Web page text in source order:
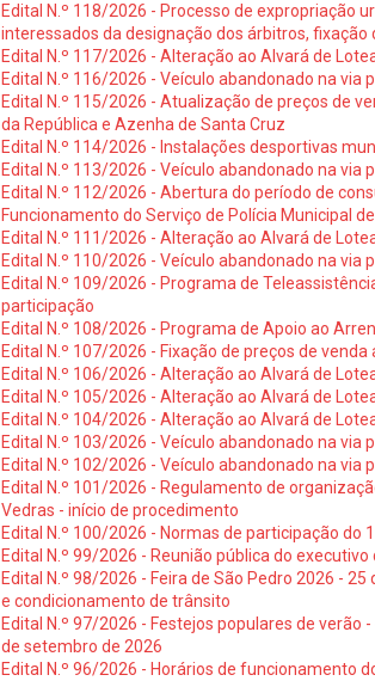
Edital N.º 118/2026 - Processo de expropriação
interessados da designação dos árbitros,
Edital N.º 117/2026 - Alteração ao Alvará de
Edital N.º 116/2026 - Veículo abandonado na via
Edital N.º 115/2026 - Atualização de preços de
da República e Azenha de Santa Cruz
Edital N.º 114/2026 - Instalações desportivas
Edital N.º 113/2026 - Veículo abandonado na via
Edital N.º 112/2026 - Abertura do período de
Funcionamento do Serviço de Polícia Municipal
Edital N.º 111/2026 - Alteração ao Alvará de
Edital N.º 110/2026 - Veículo abandonado na via
Edital N.º 109/2026 - Programa de
participação
Edital N.º 108/2026 - Programa de Apoio ao
Edital N.º 107/2026 - Fixação de preços de venda
Edital N.º 106/2026 - Alteração ao Alvará de
Edital N.º 105/2026 - Alteração ao Alvará de
Edital N.º 104/2026 - Alteração ao Alvará de
Edital N.º 103/2026 - Veículo abandonado na via
Edital N.º 102/2026 - Veículo abandonado na via
Edital N.º 101/2026 - Regulamento de
Vedras - início de procedimento
Edital N.º 100/2026 - Normas de participação do
Edital N.º 99/2026 - Reunião pública do
Edital N.º 98/2026 - Feira de São Pedro 2026 -
e condicionamento de trânsito
Edital N.º 97/2026 - Festejos populares de verão
de setembro de 2026
Edital N.º 96/2026 - Horários de funcionamento